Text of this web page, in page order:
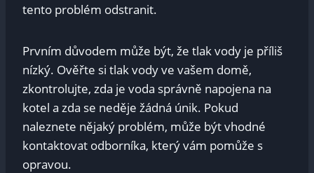
tento problém odstranit.
Prvním důvodem může být, že tlak vody je příliš
nízký. Ověřte si tlak vody ve vašem domě,
zkontrolujte, zda je voda správně napojena na
kotel a zda se neděje žádná únik. Pokud
naleznete nějaký problém, může být vhodné
kontaktovat odborníka, který vám pomůže s
opravou.